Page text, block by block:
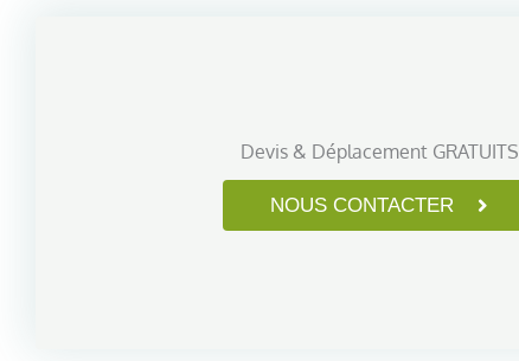
Devis & Déplacement GRATUITS
NOUS CONTACTER